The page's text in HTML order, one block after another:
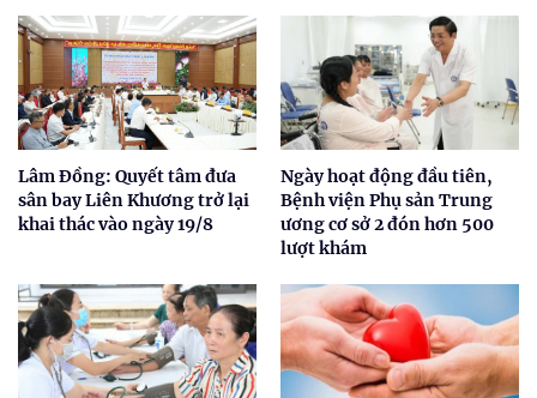
Lâm Đồng: Quyết tâm đưa
sân bay Liên Khương trở lại
khai thác vào ngày 19/8
Ngày hoạt động đầu tiên,
Bệnh viện Phụ sản Trung
ương cơ sở 2 đón hơn 500
lượt khám